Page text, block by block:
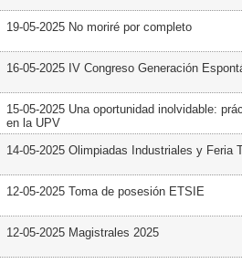
19-05-2025 No moriré por completo
16-05-2025 IV Congreso Generación
15-05-2025 Una oportunidad inolvidable:
en la UPV
14-05-2025 Olimpiadas Industriales y Feria
12-05-2025 Toma de posesión ETSIE
12-05-2025 Magistrales 2025